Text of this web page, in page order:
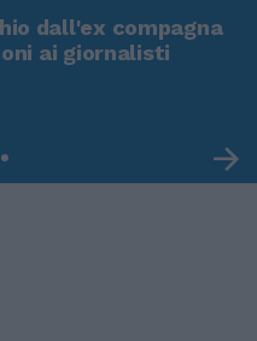
dall'ex compagna
ai giornalisti